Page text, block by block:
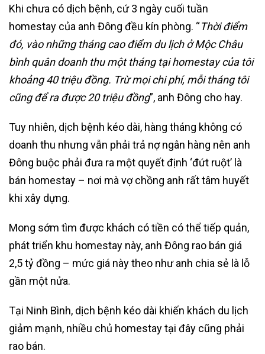
Khi chưa có dịch bệnh, cứ 3 ngày cuối tuần
homestay của anh Đông đều kín phòng. “Thời điểm
đó, vào những tháng cao điểm du lịch ở Mộc Châu
bình quân doanh thu một tháng tại homestay của tôi
khoảng 40 triệu đồng. Trừ mọi chi phí, mỗi tháng tôi
cũng để ra được 20 triệu đồng”, anh Đông cho hay.
Tuy nhiên, dịch bệnh kéo dài, hàng tháng không có
doanh thu nhưng vẫn phải trả nợ ngân hàng nên anh
Đông buộc phải đưa ra một quyết định ‘đứt ruột’ là
bán homestay – nơi mà vợ chồng anh rất tâm huyết
khi xây dựng.
Mong sớm tìm được khách có tiền có thể tiếp quản,
phát triển khu homestay này, anh Đông rao bán giá
2,5 tỷ đồng – mức giá này theo như anh chia sẻ là lỗ
gần một nửa.
Tại Ninh Bình, dịch bệnh kéo dài khiến khách du lịch
giảm mạnh, nhiều chủ homestay tại đây cũng phải
rao bán.